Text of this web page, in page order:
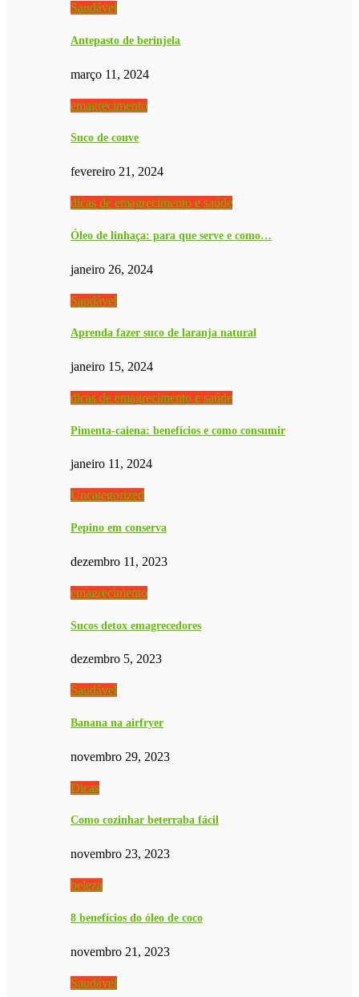
Saudável
Antepasto de berinjela
março 11, 2024
emagrecimento
Suco de couve
fevereiro 21, 2024
dicas de emagrecimento e saúde
Óleo de linhaça: para que serve e como…
janeiro 26, 2024
Saudável
Aprenda fazer suco de laranja natural
janeiro 15, 2024
dicas de emagrecimento e saúde
Pimenta-caiena: benefícios e como consumir
janeiro 11, 2024
Uncategorized
Pepino em conserva
dezembro 11, 2023
emagrecimento
Sucos detox emagrecedores
dezembro 5, 2023
Saudável
Banana na airfryer
novembro 29, 2023
Dicas
Como cozinhar beterraba fácil
novembro 23, 2023
beleza
8 benefícios do óleo de coco
novembro 21, 2023
Saudável